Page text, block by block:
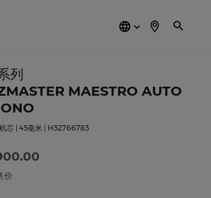
简
体
列
MAESTRO AUTO
芯 | 45毫米 | H32766783
价